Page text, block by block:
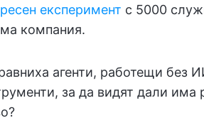
експеримент с 5000
компания.
агенти, работещи без
за да видят дали има